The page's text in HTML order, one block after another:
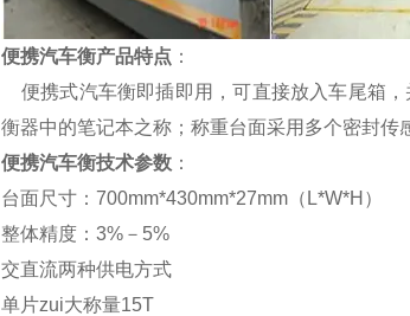
便携汽车衡产品特点 ：
便携式汽车衡即插即用，可直接放入车尾箱
衡器中的笔记本之称；称重台面采用多个密封传
便携汽车衡技术参数 ：
台面尺寸： 700mm*430mm*27mm（L*W*H）
整体精度： 3% － 5%
交直流两种供电方式
单片zui大称量15T